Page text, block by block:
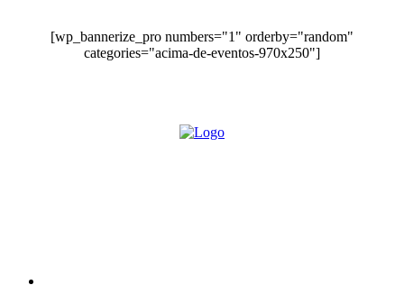
[wp_bannerize_pro numbers="1" orderby="random"
categories="acima-de-eventos-970x250"]